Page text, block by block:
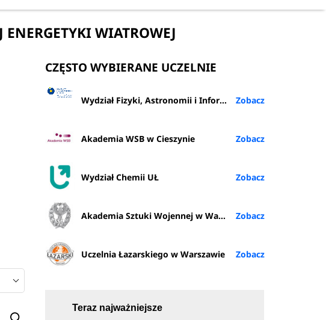
WIATROWEJ
CZĘSTO WYBIERANE UCZELNIE
Wydział Fizyki, Astronomii i Informatyki Stosowanej
Akademia WSB w Cieszynie
Wydział Chemii UŁ
Akademia Sztuki Wojennej w Warszawie
Uczelnia Łazarskiego w Warszawie
Teraz najważniejsze